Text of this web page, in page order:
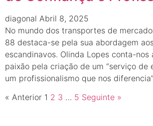
diagonal Abril 8, 2025
No mundo dos transportes de
88 destaca-se pela sua abordagem
escandinavos. Olinda Lopes conta-nos
paixão pela criação de um “serviço de
um profissionalismo que nos
« Anterior 1 2 3 … 5 Seguinte »